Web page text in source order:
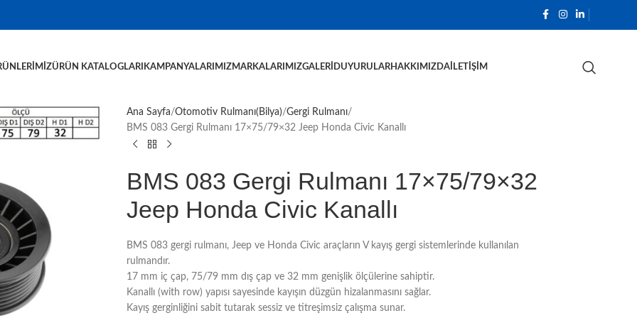
ÜRÜN KATALOGLARI KAMPANYALARIMIZMARKALARIMIZGALERI DUYURULARHAKKIMIZDA İLETIŞIM
Ana Sayfa Otomotiv Rulmanı(Bilya) Gergi Rulmanı
BMS 083 Gergi Rulmanı 17×75/79×32 Jeep Honda Civic Kanallı
BMS 083 Gergi Rulmanı 17×75/79×32
Jeep Honda Civic Kanallı
BMS 083 gergi rulmanı, Jeep ve Honda Civic araçların V kayış gergi sistemlerinde kullanılan
rulmandır.
17 mm iç çap, 75/79 mm dış çap ve 32 mm genişlik ölçülerine sahiptir.
Kanallı (with row) yapısı sayesinde kayışın düzgün hizalanmasını sağlar.
Kayış gerginliğini sabit tutarak sessiz ve titreşimsiz çalışma sunar.